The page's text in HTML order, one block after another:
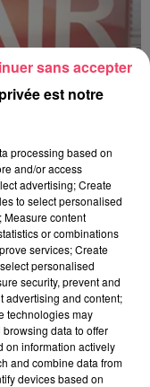
est notre
processing based on
and/or access
advertising; Create
to select personalised
Measure content
or combinations
services; Create
personalised
security, prevent and
advertising and content;
technologies may
data to offer
on information actively
and combine data from
devices based on
sans accepter